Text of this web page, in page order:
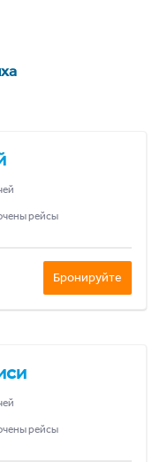
рейсы
Бронируйте
рейсы